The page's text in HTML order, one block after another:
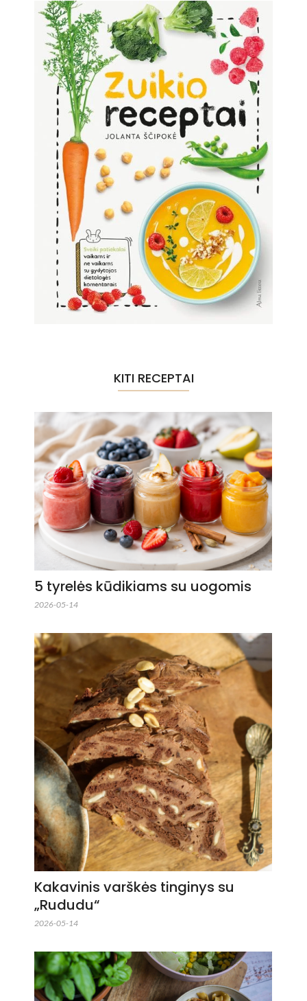
KITI RECEPTAI
5 tyrelės kūdikiams su uogomis
2026-05-14
Kakavinis varškės tinginys su
„Rududu“
2026-05-14